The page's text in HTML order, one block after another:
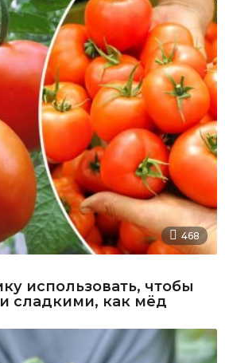
468
использовать, чтобы
сладкими, как мёд